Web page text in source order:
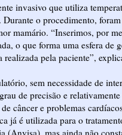
invasivo que utiliza
o procedimento,
mamário. “Inserimos, por
o que forma uma esfera
pela paciente”,
sem necessidade de
de precisão e
câncer e problemas
já é utilizada para o
(Anvisa), mas ainda não